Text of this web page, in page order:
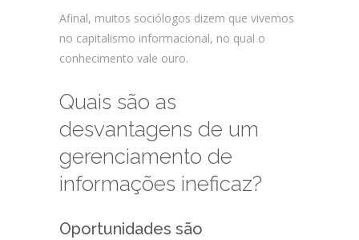
Afinal, muitos sociólogos dizem que vivemos
no capitalismo informacional, no qual o
conhecimento vale ouro.
Quais são as
desvantagens de um
gerenciamento de
informações ineficaz?
Oportunidades são